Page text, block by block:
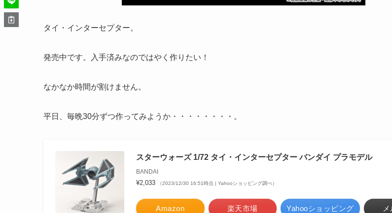
タイ・インターセプター。
発売中です。入手済みなのではやく作りたい！
なかなか時間が割けません。
平日、毎晩30分ずつ作ってみようか・・・・・・・・。
スターウォーズ 1/72 タイ・インターセプター バンダイ プラモデル
BANDAI
¥2,033 （2023/12/30 16:51時点 | Yahooショッピング調べ）
Amazon 楽天市場 Yahooショッピング